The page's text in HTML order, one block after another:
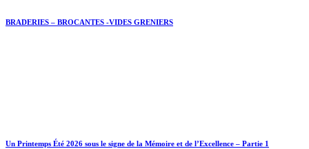
BRADERIES – BROCANTES -VIDES GRENIERS
Un Printemps Été 2026 sous le signe de la Mémoire et de l’Excellence – Partie 1